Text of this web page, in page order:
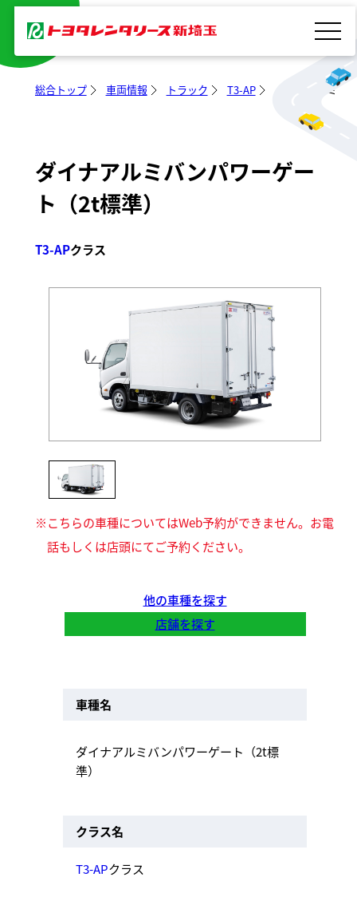
を
レンタカー
総合トップ 車両情報 トラック T3-AP ダイナアルミバ
ダイナアルミバンパワーゲー
ト（2t標準）
T3-APクラス
こちらの車種についてはWeb予約ができません。お電
話もしくは店頭にてご予約ください。
他の車種を探す
店舗を探す
車種名
ダイナアルミバンパワーゲート（2t標
準）
クラス名
T3-APクラス